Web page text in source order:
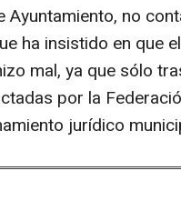
Ayuntamiento, no
ha insistido en que
mal, ya que sólo
por la
jurídico